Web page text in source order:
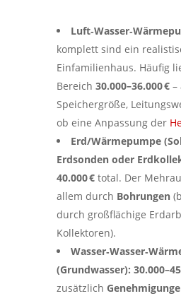
komplett sind ein
Einfamilienhaus. Häufig
Bereich 30.000–36.000 €–
Speichergröße,
ob eine Anpassung der
Erd/Wärmepumpe
Erdsonden oder
40.000 €total. Der
allem durch Bohrungen
durch großflächige
Kollektoren).
(Grundwasser):
zusätzlich